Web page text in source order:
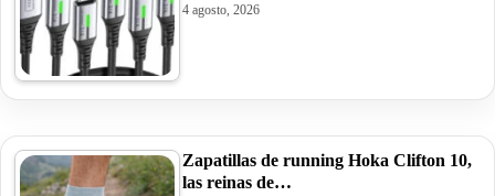
4 agosto, 2026
Zapatillas de running Hoka Clifton 10,
las reinas de…